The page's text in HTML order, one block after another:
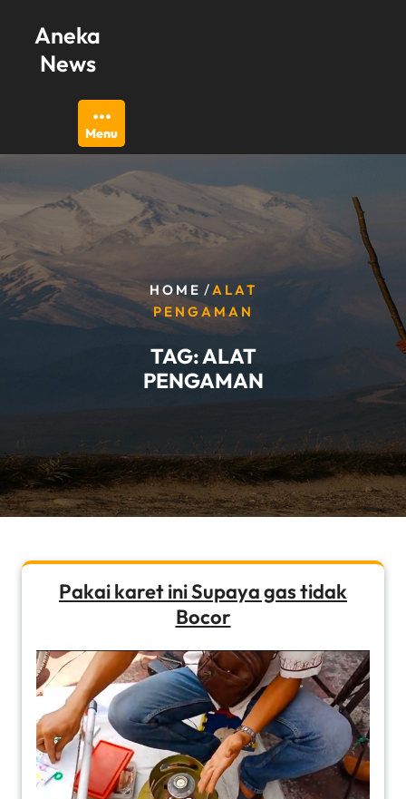
content
Aneka
News
Menu
HOME /ALAT
PENGAMAN
TAG:ALAT
PENGAMAN
Pakai karet ini Supaya gas tidak
Bocor